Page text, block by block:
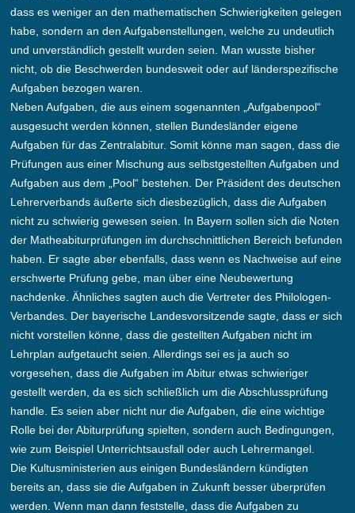
dass es weniger an den mathematischen Schwierigkeiten gelegen
habe, sondern an den Aufgabenstellungen, welche zu undeutlich
und unverständlich gestellt wurden seien. Man wusste bisher
nicht, ob die Beschwerden bundesweit oder auf länderspezifische
Aufgaben bezogen waren.
Neben Aufgaben, die aus einem sogenannten „Aufgabenpool“
ausgesucht werden können, stellen Bundesländer eigene
Aufgaben für das Zentralabitur. Somit könne man sagen, dass die
Prüfungen aus einer Mischung aus selbstgestellten Aufgaben und
Aufgaben aus dem „Pool“ bestehen. Der Präsident des deutschen
Lehrerverbands äußerte sich diesbezüglich, dass die Aufgaben
nicht zu schwierig gewesen seien. In Bayern sollen sich die Noten
der Matheabiturprüfungen im durchschnittlichen Bereich befunden
haben. Er sagte aber ebenfalls, dass wenn es Nachweise auf eine
erschwerte Prüfung gebe, man über eine Neubewertung
nachdenke. Ähnliches sagten auch die Vertreter des Philologen-
Verbandes. Der bayerische Landesvorsitzende sagte, dass er sich
nicht vorstellen könne, dass die gestellten Aufgaben nicht im
Lehrplan aufgetaucht seien. Allerdings sei es ja auch so
vorgesehen, dass die Aufgaben im Abitur etwas schwieriger
gestellt werden, da es sich schließlich um die Abschlussprüfung
handle. Es seien aber nicht nur die Aufgaben, die eine wichtige
Rolle bei der Abiturprüfung spielten, sondern auch Bedingungen,
wie zum Beispiel Unterrichtsausfall oder auch Lehrermangel.
Die Kultusministerien aus einigen Bundesländern kündigten
bereits an, dass sie die Aufgaben in Zukunft besser überprüfen
werden. Wenn man dann feststelle, dass die Aufgaben zu